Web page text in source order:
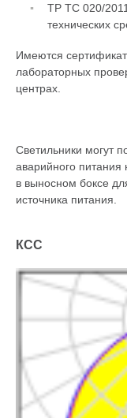
ТР ТС 020/
технических
Имеются
лабораторных
центрах.
Светильники могут
аварийного
в выносном боксе
источника питания.
КСС